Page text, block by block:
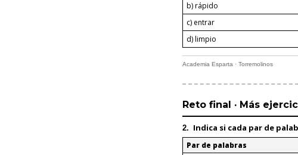
b) rápido
c) entrar
d) limpio
Academia Esparta · Torremolinos
Reto final · Más
2. Indica si cada par de
Par de palabras